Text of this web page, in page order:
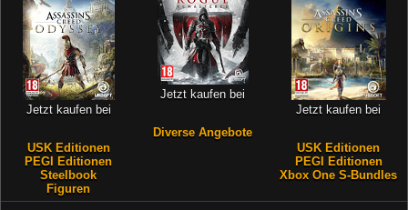
Jetzt kaufen bei
USK Editionen
PEGI Editionen
Steelbook
Figuren
Jetzt kaufen bei
Diverse Angebote
Jetzt kaufen bei
USK Editionen
PEGI Editionen
Xbox One S-Bundles